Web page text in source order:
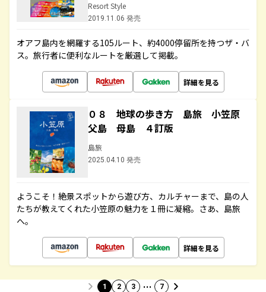
Resort Style
2019.11.06 発売
オアフ島内を網羅する105ルート、約4000停留所を持つザ・バ
ス。旅行者に便利なルートを厳選して掲載。
詳細を見る
０８ 地球の歩き方 島旅 小笠原
父島 母島 ４訂版
島旅
2025.04.10 発売
ようこそ！絶景スポットから遊び方、カルチャーまで、島の人
たちが教えてくれた小笠原の魅力を１冊に凝縮。さあ、島旅
へ。
詳細を見る
1 2 3 … 7